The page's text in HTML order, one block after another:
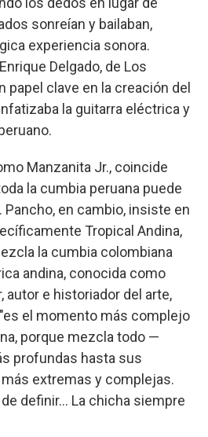
sonreían y bailaban,
experiencia sonora.
Delgado, de Los
papel clave en la creación del
la guitarra eléctrica y
Manzanita Jr., coincide
la cumbia peruana puede
en cambio, insiste en
Tropical Andina,
la cumbia colombiana
andina, conocida como
autor e historiador del arte,
el momento más complejo
porque mezcla todo —
profundas hasta sus
extremas y complejas.
definir… La chicha siempre